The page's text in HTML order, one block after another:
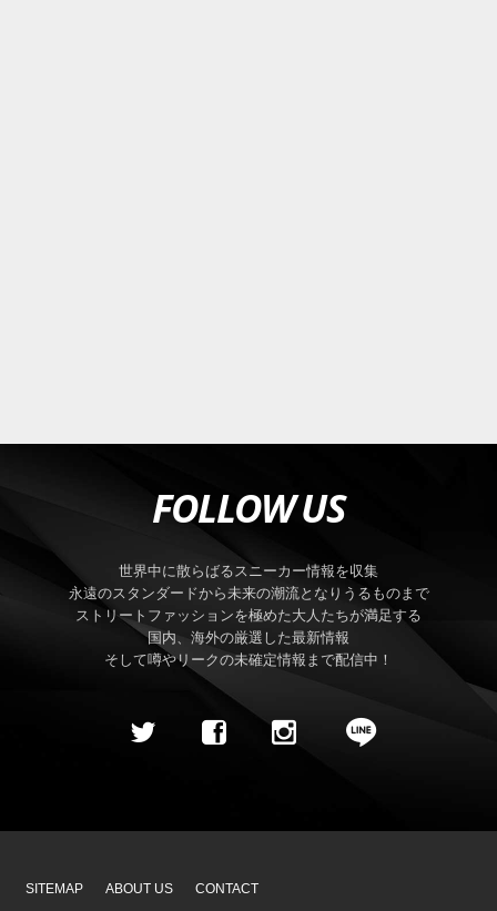
FOLLOW US
世界中に散らばるスニーカー情報を収集
永遠のスタンダードから未来の潮流となりうるものまで
ストリートファッションを極めた大人たちが満足する
国内、海外の厳選した最新情報
そして噂やリークの未確定情報まで配信中！
SITEMAP ABOUT US CONTACT